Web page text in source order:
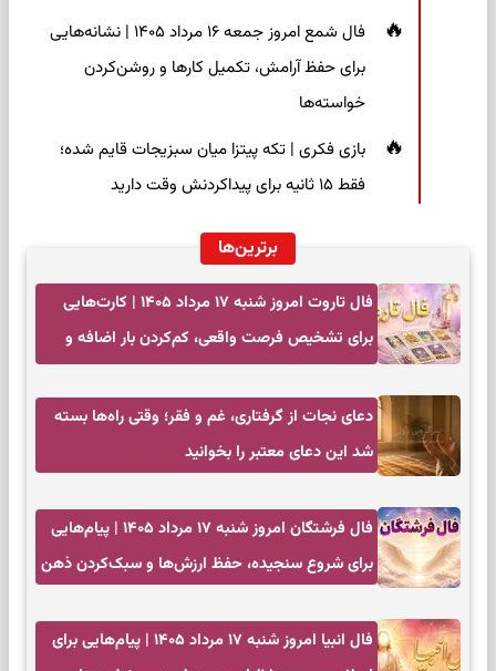
فال شمع امروز جمعه ۱۶ مرداد ۱۴۰۵ | نشانه‌هایی
برای حفظ آرامش، تکمیل کارها و روشن‌کردن
خواسته‌ها
بازی فکری | تکه پیتزا میان سبزیجات قایم شده؛
فقط ۱۵ ثانیه برای پیداکردنش وقت دارید
برترین‌ها
فال تاروت امروز شنبه ۱۷ مرداد ۱۴۰۵ | کارت‌هایی
برای تشخیص فرصت واقعی، کم‌کردن بار اضافه و
دعای نجات از گرفتاری، غم و فقر؛ وقتی راه‌ها بسته
شد این دعای معتبر را بخوانید
فال فرشتگان امروز شنبه ۱۷ مرداد ۱۴۰۵ | پیام‌هایی
برای شروع سنجیده، حفظ ارزش‌ها و سبک‌کردن ذهن
فال انبیا امروز شنبه ۱۷ مرداد ۱۴۰۵ | پیام‌هایی برای